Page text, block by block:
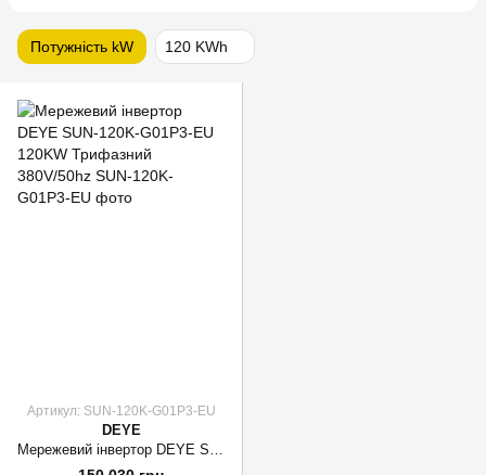
Потужність kW 120 KWh
Артикул: SUN-120K-G01P3-EU
DEYE